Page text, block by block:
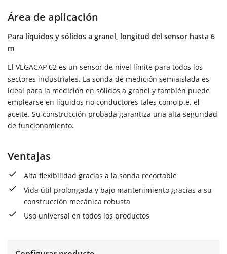
Área de aplicación
Para líquidos y sólidos a granel, longitud del sensor hasta 6
m
El VEGACAP 62 es un sensor de nivel límite para todos los
sectores industriales. La sonda de medición semiaislada es
ideal para la medición en sólidos a granel y también puede
emplearse en líquidos no conductores tales como p.e. el
aceite. Su construcción probada garantiza una alta seguridad
de funcionamiento.
Ventajas
Alta flexibilidad gracias a la sonda recortable
Vida útil prolongada y bajo mantenimiento gracias a su
construcción mecánica robusta
Uso universal en todos los productos